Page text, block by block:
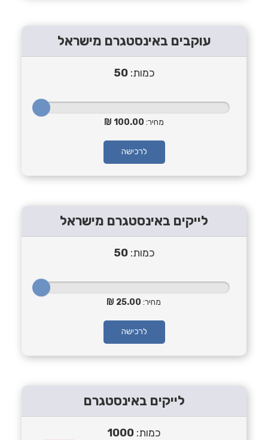
עוקבים באינסטגרם מישראל
כמות:50
מחיר: 100.00
לרכישה
לייקים באינסטגרם מישראל
כמות:50
מחיר: 25.00
לרכישה
לייקים באינסטגרם
כמות: 1000